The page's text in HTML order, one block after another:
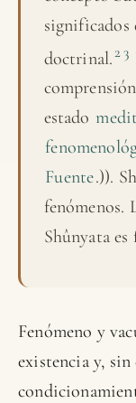
significados
doctrinal.23
comprensión
estado
Fuente.)).
fenómenos.
Shûnyata es
Fenómeno y
existencia y, sin